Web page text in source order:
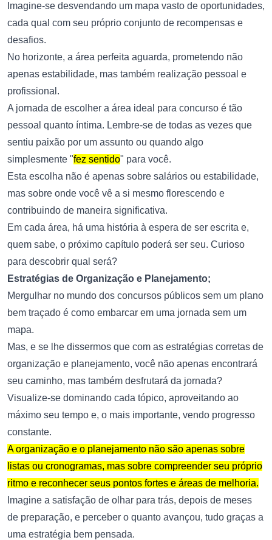
Imagine-se desvendando um mapa vasto de oportunidades,
cada qual com seu próprio conjunto de recompensas e
desafios.
No horizonte, a área perfeita aguarda, prometendo não
apenas estabilidade, mas também realização pessoal e
profissional.
A jornada de escolher a área ideal para concurso é tão
pessoal quanto íntima. Lembre-se de todas as vezes que
sentiu paixão por um assunto ou quando algo
simplesmente "fez sentido" para você.
Esta escolha não é apenas sobre salários ou estabilidade,
mas sobre onde você vê a si mesmo florescendo e
contribuindo de maneira significativa.
Em cada área, há uma história à espera de ser escrita e,
quem sabe, o próximo capítulo poderá ser seu. Curioso
para descobrir qual será?
Estratégias de Organização e Planejamento;
Mergulhar no mundo dos concursos públicos sem um plano
bem traçado é como embarcar em uma jornada sem um
mapa.
Mas, e se lhe dissermos que com as estratégias corretas de
organização e planejamento, você não apenas encontrará
seu caminho, mas também desfrutará da jornada?
Visualize-se dominando cada tópico, aproveitando ao
máximo seu tempo e, o mais importante, vendo progresso
constante.
A organização e o planejamento não são apenas sobre
listas ou cronogramas, mas sobre compreender seu próprio
ritmo e reconhecer seus pontos fortes e áreas de melhoria.
Imagine a satisfação de olhar para trás, depois de meses
de preparação, e perceber o quanto avançou, tudo graças a
uma estratégia bem pensada.